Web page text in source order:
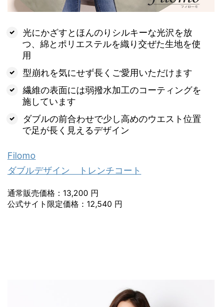
光にかざすとほんのりシルキーな光沢を放
つ、綿とポリエステルを織り交ぜた生地を使
用
型崩れを気にせず長くご愛用いただけます
繊維の表面には弱撥水加工のコーティングを
施しています
ダブルの前合わせで少し高めのウエスト位置
で足が長く見えるデザイン
Filomo
ダブルデザイン トレンチコート
通常販売価格：13,200 円
公式サイト限定価格：12,540 円